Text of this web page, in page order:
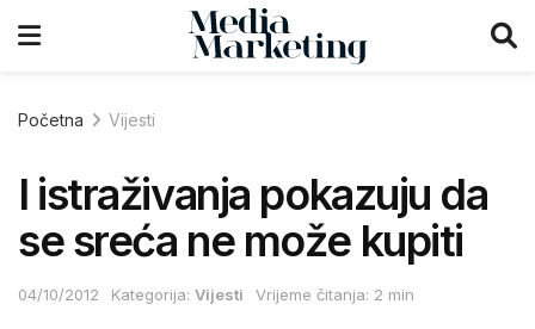
Početna Vijesti
I istraživanja pokazuju da
se sreća ne može kupiti
04/10/2012 Kategorija: Vijesti Vrijeme čitanja: 2 min